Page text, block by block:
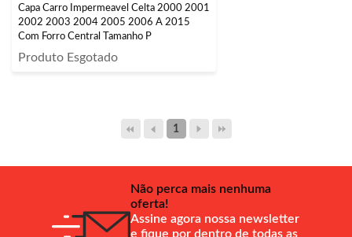
Capa Carro Impermeavel Celta 2000 2001
2002 2003 2004 2005 2006 A 2015
Com Forro Central Tamanho P
Produto Esgotado
1
Não perca mais nenhuma
oferta!
Assine agora nossa newsletter
e fique por dentro de todas as